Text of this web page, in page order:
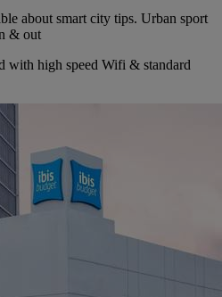
about smart city tips. Urban sport
& out
with high speed Wifi & standard